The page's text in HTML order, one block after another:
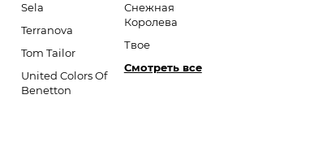
Sela
Terranova
Tom Tailor
United Colors Of
Benetton
Снежная
Королева
Твое
Смотреть все